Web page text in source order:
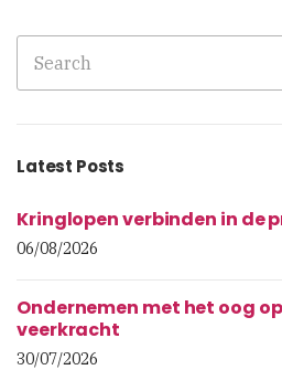
Search
for:
Latest Posts
Kringlopen verbinden in de
06/08/2026
Ondernemen met het oog
veerkracht
30/07/2026